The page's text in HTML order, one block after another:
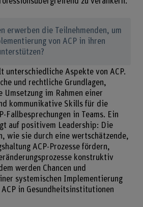
erwerben die Teilnehmenden, um
von ACP in ihren
unterschiedliche Aspekte von ACP.
und rechtliche Grundlagen,
im Rahmen einer
kommunikative Skills für die
Fallbesprechungen in Teams. Ein
auf positivem Leadership: Die
wie sie durch eine wertschätzende,
ACP-Prozesse fördern,
konstruktiv
werden Chancen und
systemischen Implementierung
ACP in Gesundheitsinstitutionen